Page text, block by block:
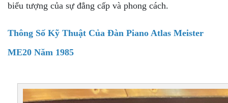
biểu tượng của sự đẳng cấp và phong cách.
Thông Số Kỹ Thuật Của Đàn Piano Atlas Meister
ME20 Năm 1985